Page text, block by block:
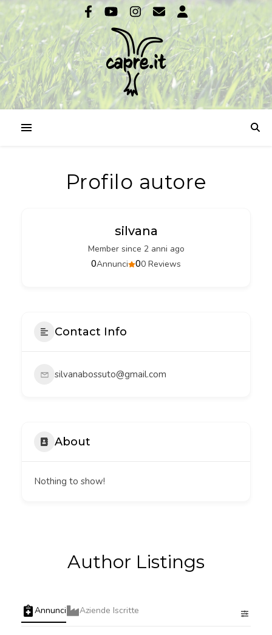
Profilo autore
silvana
Member since 2 anni ago
00 Reviews
0Annunci
Contact Info
silvanabossuto@gmail.com
About
Nothing to show!
Author Listings
Annunci Aziende Iscritte